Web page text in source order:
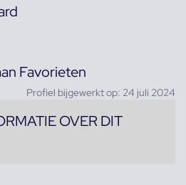
Favorieten
Profiel bijgewerkt op: 24 juli 2024
OVER DIT